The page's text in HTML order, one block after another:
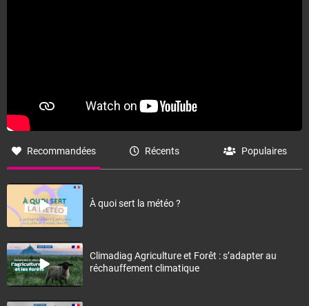
Recommandées Récents Populaires
À quoi sert la météo ?
Climadiag Agriculture et Forêt : s’adapter au
réchauffement climatique